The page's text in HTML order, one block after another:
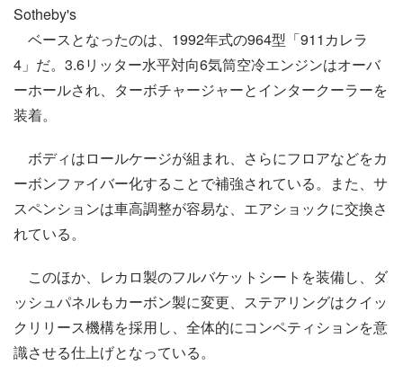
Sotheby's
ベースとなったのは、1992年式の964型「911カレラ
4」だ。3.6リッター水平対向6気筒空冷エンジンはオーバ
ーホールされ、ターボチャージャーとインタークーラーを
装着。
ボディはロールケージが組まれ、さらにフロアなどをカ
ーボンファイバー化することで補強されている。また、サ
スペンションは車高調整が容易な、エアショックに交換さ
れている。
このほか、レカロ製のフルバケットシートを装備し、ダ
ッシュパネルもカーボン製に変更、ステアリングはクイッ
クリリース機構を採用し、全体的にコンペティションを意
識させる仕上げとなっている。